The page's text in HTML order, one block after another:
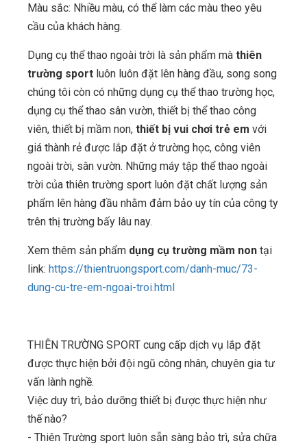
Màu sắc: Nhiều màu, có thể làm các màu theo yêu
cầu của khách hàng.
Dụng cụ thể thao ngoài trời là sản phẩm mà thiên
trường sport luôn luôn đặt lên hàng đầu, song song
chúng tôi còn có những dụng cụ thể thao trường học,
dụng cụ thể thao sân vườn, thiết bị thể thao công
viên, thiết bị mầm non, thiết bị vui chơi trẻ em với
giá thành rẻ được lắp đặt ở trường học, công viên
ngoài trời, sân vườn. Những máy tập thể thao ngoài
trời của thiên trường sport luôn đặt chất lượng sản
phẩm lên hàng đầu nhằm đảm bảo uy tín của công ty
trên thị trường bấy lâu nay.
Xem thêm sản phẩm dụng cụ trường mầm non tại
link: https://thientruongsport.com/danh-muc/73-
dung-cu-tre-em-ngoai-troi.html
THIÊN TRƯỜNG SPORT cung cấp dịch vụ lắp đặt
được thực hiện bởi đội ngũ công nhân, chuyên gia tư
vấn lành nghề.
Việc duy trì, bảo dưỡng thiết bị được thực hiện như
thế nào?
- Thiên Trường sport luôn sẵn sàng bảo trì, sửa chữa